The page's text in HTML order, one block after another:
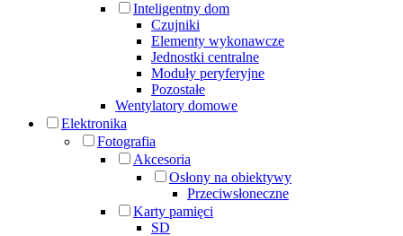
Inteligentny dom
Czujniki
Elementy wykonawcze
Jednostki centralne
Moduły peryferyjne
Pozostałe
Wentylatory domowe
Elektronika
Fotografia
Akcesoria
Osłony na obiektywy
Przeciwsłoneczne
Karty pamięci
SD